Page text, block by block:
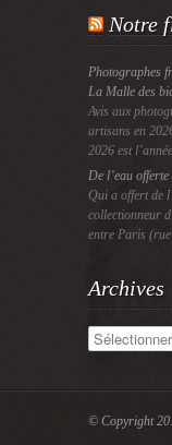
Notre
Photographes
La Malle des
Avis aux
artisans en
2026 est
De l’eau
Qui a offert de
collectionneur
entre Paris (rue
Archives
Archives
© Copyright